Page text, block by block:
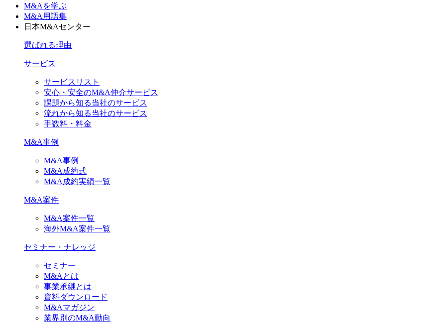
M&Aを学ぶ
M&A用語集
日本M&Aセンター
選ばれる理由
サービス
サービスリスト
安心・安全のM&A仲介サービス
課題から知る当社のサービス
流れから知る当社のサービス
手数料・料金
M&A事例
M&A事例
M&A成約式
M&A成約実績一覧
M&A案件
M&A案件一覧
海外M&A案件一覧
セミナー・ナレッジ
セミナー
M&Aとは
事業承継とは
資料ダウンロード
M&Aマガジン
業界別のM&A動向